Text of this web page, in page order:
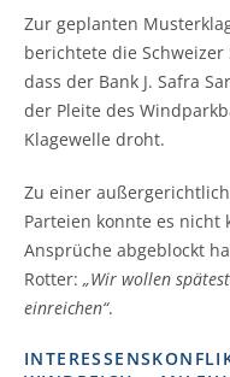
Zur geplanten
berichtete die Schweizer
dass der Bank J. Safra
der Pleite des
Klagewelle droht.
Zu einer
Parteien konnte es nicht
Ansprüche abgeblockt
Rotter: „Wir wollen
einreichen“.